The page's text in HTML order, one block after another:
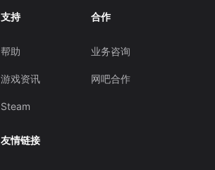
支持
帮助
游戏资讯
Steam
合作
业务咨询
网吧合作
友情链接